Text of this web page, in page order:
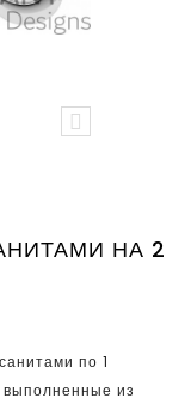

НА 2
по 1
выполненные из